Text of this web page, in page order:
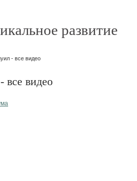
развитие
- все видео
видео